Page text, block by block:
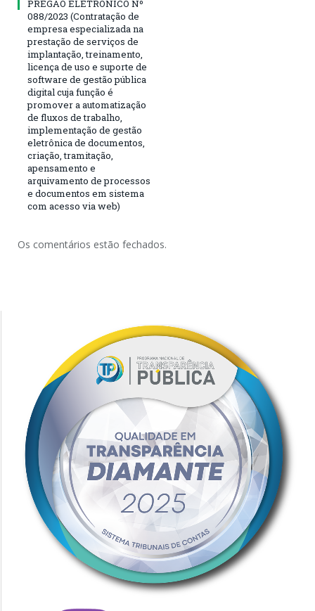
PREGÃO ELETRÔNICO Nº
088/2023 (Contratação de
empresa especializada na
prestação de serviços de
implantação, treinamento,
licença de uso e suporte de
software de gestão pública
digital cuja função é
promover a automatização
de fluxos de trabalho,
implementação de gestão
eletrônica de documentos,
criação, tramitação,
apensamento e
arquivamento de processos
e documentos em sistema
com acesso via web)
Os comentários estão fechados.